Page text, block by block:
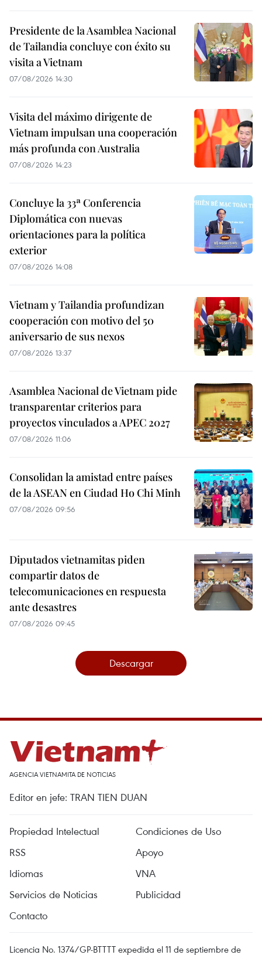
Presidente de la Asamblea Nacional
de Tailandia concluye con éxito su
visita a Vietnam
07/08/2026 14:30
Visita del máximo dirigente de
Vietnam impulsan una cooperación
más profunda con Australia
07/08/2026 14:23
Concluye la 33ª Conferencia
Diplomática con nuevas
orientaciones para la política
exterior
07/08/2026 14:08
Vietnam y Tailandia profundizan
cooperación con motivo del 50
aniversario de sus nexos
07/08/2026 13:37
Asamblea Nacional de Vietnam pide
transparentar criterios para
proyectos vinculados a APEC 2027
07/08/2026 11:06
Consolidan la amistad entre países
de la ASEAN en Ciudad Ho Chi Minh
07/08/2026 09:56
Diputados vietnamitas piden
compartir datos de
telecomunicaciones en respuesta
ante desastres
07/08/2026 09:45
Descargar
AGENCIA VIETNAMITA DE NOTICIAS
Editor en jefe: TRAN TIEN DUAN
Propiedad Intelectual
Condiciones de Uso
RSS
Apoyo
Idiomas
VNA
Servicios de Noticias
Publicidad
Contacto
Licencia No. 1374/GP-BTTTT expedida el 11 de septiembre de